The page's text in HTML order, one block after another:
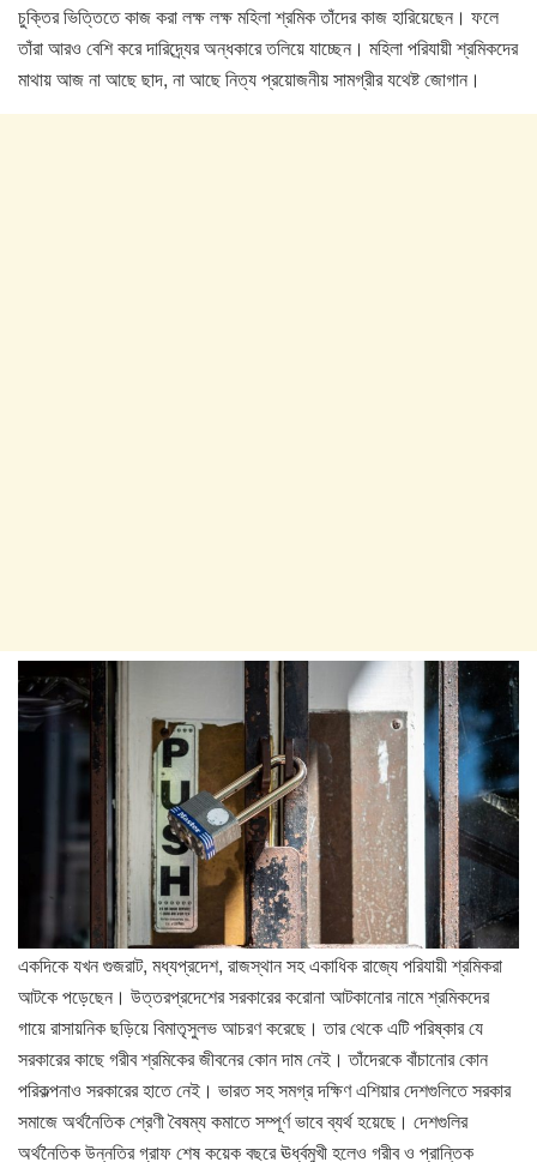
চুক্তির ভিত্তিতে কাজ করা লক্ষ লক্ষ মহিলা শ্রমিক তাঁদের কাজ হারিয়েছেন। ফলে
তাঁরা আরও বেশি করে দারিদ্র্যের অন্ধকারে তলিয়ে যাচ্ছেন। মহিলা পরিযায়ী শ্রমিকদের
মাথায় আজ না আছে ছাদ, না আছে নিত্য প্রয়োজনীয় সামগ্রীর যথেষ্ট জোগান।
একদিকে যখন গুজরাট, মধ্যপ্রদেশ, রাজস্থান সহ একাধিক রাজ্যে পরিযায়ী শ্রমিকরা
আটকে পড়েছেন। উত্তরপ্রদেশের সরকারের করোনা আটকানোর নামে শ্রমিকদের
গায়ে রাসায়নিক ছড়িয়ে বিমাতৃসুলভ আচরণ করেছে। তার থেকে এটি পরিষ্কার যে
সরকারের কাছে গরীব শ্রমিকের জীবনের কোন দাম নেই। তাঁদেরকে বাঁচানোর কোন
পরিকল্পনাও সরকারের হাতে নেই। ভারত সহ সমগ্র দক্ষিণ এশিয়ার দেশগুলিতে সরকার
সমাজে অর্থনৈতিক শ্রেণী বৈষম্য কমাতে সম্পূর্ণ ভাবে ব্যর্থ হয়েছে। দেশগুলির
অর্থনৈতিক উন্নতির গ্রাফ শেষ কয়েক বছরে ঊর্ধ্বমুখী হলেও গরীব ও প্রান্তিক